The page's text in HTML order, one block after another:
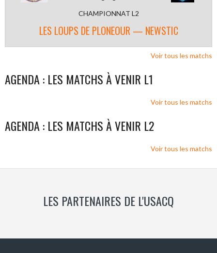
CHAMPIONNAT L2
LES LOUPS DE PLONEOUR — NEWSTIC
Voir tous les matchs
AGENDA : LES MATCHS À VENIR L1
Voir tous les matchs
AGENDA : LES MATCHS À VENIR L2
Voir tous les matchs
LES PARTENAIRES DE L'USACQ